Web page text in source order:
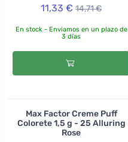
11,33 € 14,71 €
En stock - Enviamos en un plazo de
3 días
Max Factor Creme Puff
Colorete 1,5 g - 25 Alluring
Rose